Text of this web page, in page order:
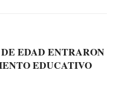
EDAD ENTRARON
EDUCATIVO